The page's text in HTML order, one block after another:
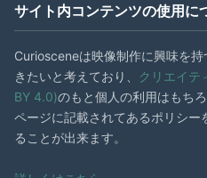
サイト内コンテンツの使用に
Curiosceneは映像制作に興味を
きたいと考えており、
クリエイテ
BY 4.0)のもと個人の利用はもち
ページに記載されてあるポリシー
ることが出来ます。